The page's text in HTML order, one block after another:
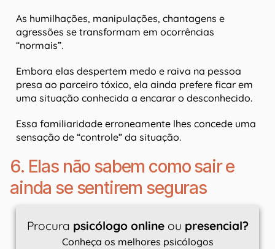
As humilhações, manipulações, chantagens e
agressões se transformam em ocorrências
“normais”.
Embora elas despertem medo e raiva na pessoa
presa ao parceiro tóxico, ela ainda prefere ficar em
uma situação conhecida a encarar o desconhecido.
Essa familiaridade erroneamente lhes concede uma
sensação de “controle” da situação.
6. Elas não sabem como sair e
ainda se sentirem seguras
Procura psicólogo onlineou presencial?
Conheça os melhores psicólogos